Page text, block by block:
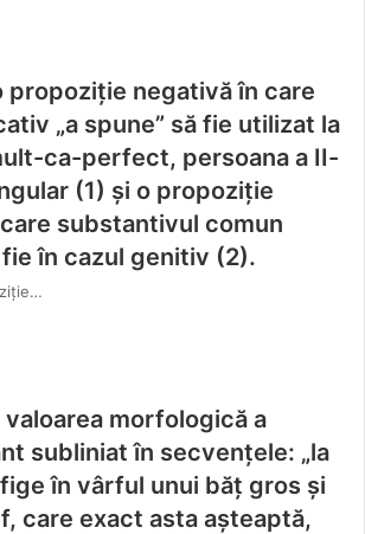
propoziție negativă în care
„a spune” să fie utilizat la
ca-perfect, persoana a II-
(1) și o propoziție
substantivul comun
fie în cazul genitiv (2).
morfologică a
subliniat în secvențele: „la
în vârful unui băț gros și
care exact asta aşteaptă,